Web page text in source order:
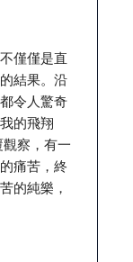
僅僅是直
結果。沿
令人驚奇
的飛翔
察，有一
痛苦，終
的純樂，